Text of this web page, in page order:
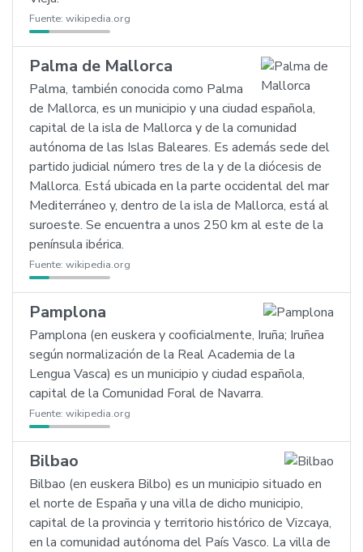
Fuente: wikipedia.org
Palma de Mallorca
Palma, también conocida como Palma
de Mallorca, es un municipio y una ciudad española,
capital de la isla de Mallorca y de la comunidad
autónoma de las Islas Baleares. Es además sede del
partido judicial número tres de la y de la diócesis de
Mallorca. Está ubicada en la parte occidental del mar
Mediterráneo y, dentro de la isla de Mallorca, está al
suroeste. Se encuentra a unos 250 km al este de la
península ibérica.
Fuente: wikipedia.org
Pamplona
Pamplona (en euskera y cooficialmente, Iruña; Iruñea
según normalización de la Real Academia de la
Lengua Vasca) es un municipio y ciudad española,
capital de la Comunidad Foral de Navarra.
Fuente: wikipedia.org
Bilbao
Bilbao (en euskera Bilbo) es un municipio situado en
el norte de España y una villa de dicho municipio,
capital de la provincia y territorio histórico de Vizcaya,
en la comunidad autónoma del País Vasco. La villa de